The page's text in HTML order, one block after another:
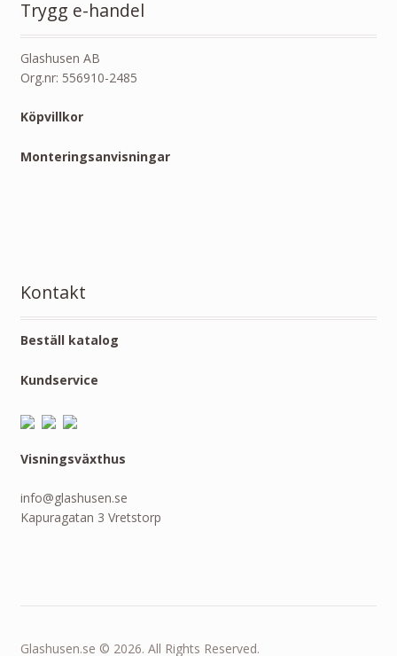
Trygg e-handel
Glashusen AB
Org.nr: 556910-2485
Köpvillkor
Monteringsanvisningar
Kontakt
Beställ katalog
Kundservice
Visningsväxthus
info@glashusen.se
Kapuragatan 3 Vretstorp
Glashusen.se © 2026. All Rights Reserved.